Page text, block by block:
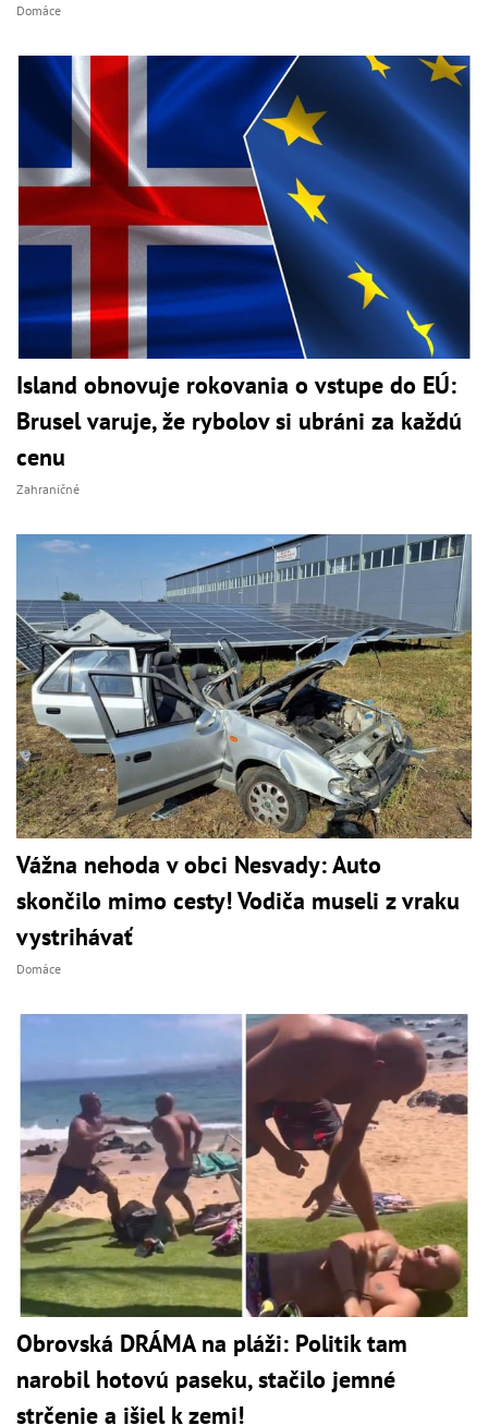
Domáce
Island obnovuje rokovania o vstupe do EÚ:
Brusel varuje, že rybolov si ubráni za každú
cenu
Zahraničné
Vážna nehoda v obci Nesvady: Auto
skončilo mimo cesty! Vodiča museli z vraku
vystrihávať
Domáce
Obrovská DRÁMA na pláži: Politik tam
narobil hotovú paseku, stačilo jemné
strčenie a išiel k zemi!